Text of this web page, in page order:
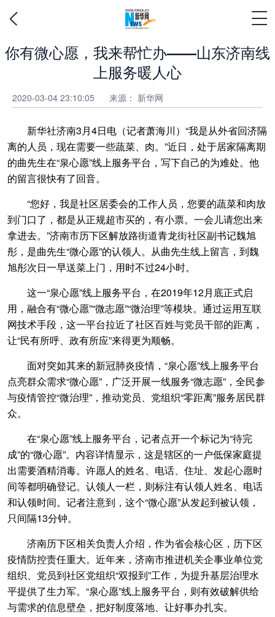
你有微心愿，我来帮忙办——山东济南线
上服务暖人心
2020-03-04 23:10:05 来源： 新华网
新华社济南3月4日电（记者萧海川）“我是从外省回济隔
离的人员，现在需要一些蔬菜、肉。”近日，处于居家隔离期
的曲先生在“泉心愿”线上服务平台，写下自己的为难处。他
的留言很快有了回音。
“您好，我是社区居委会的工作人员，您要的蔬菜和肉放
到门口了，都是从正规超市买的，有小票。一会儿请您出来
拿进去。”济南市历下区解放路街道青龙街社区副书记魏旭
彤，是曲先生“微心愿”的认领人。从曲先生线上留言，到魏
旭彤次日一早送菜上门，用时不过24小时。
这一“泉心愿”线上服务平台，在2019年12月底正式启
用，融合有“微心愿”“微志愿”“微治理”等模块。通过运用互联
网技术手段，这一平台拉近了社区百姓与党员干部的距离，
让“民有所呼、政有所应”来得更为顺畅。
面对突如其来的新冠肺炎疫情，“泉心愿”线上服务平台
点亮群众需求“微心愿”，广泛开展一线服务“微志愿”，全民参
与疫情管控“微治理”，推动党员、党组织“零距离”服务居民群
众。
在“泉心愿”线上服务平台，记者点开一个标记为“待完
成”的“微心愿”。内容详情显示，这是辖区的一户低保家庭提
出需要酒精消毒。许愿人的姓名、电话、住址、发起心愿时
间等都明确登记。认领人一栏，则标注有认领人姓名、电话
和认领时间。记者注意到，这个“微心愿”从发起到被认领，
只间隔13分钟。
济南历下区相关负责人介绍，作为省会核心区，历下区
疫情防控责任重大。近年来，济南市推进机关企事业单位党
组织、党员到社区党组织“双报到”工作，为提升基层治理水
平提供了生力军。“泉心愿”线上服务平台，则有效破解供给
与需求的信息壁垒，把好制度落地、让好事办扎实。